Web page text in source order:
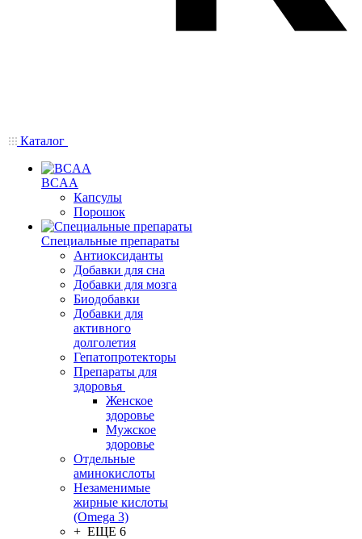
Каталог
BCAA
Капсулы
Порошок
Cпециальные препараты
Антиоксиданты
Добавки для сна
Добавки для мозга
Биодобавки
Добавки для
активного
долголетия
Гепатопротекторы
Препараты для
здоровья
Женское
здоровье
Мужское
здоровье
Отдельные
аминокислоты
Незаменимые
жирные кислоты
(Omega 3)
+ ЕЩЕ 6